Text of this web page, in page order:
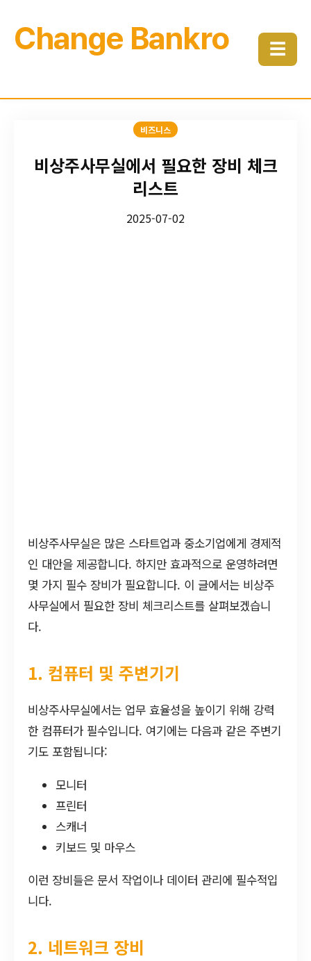
Change Bankro ☰
비즈니스
비상주사무실에서 필요한 장비 체크
리스트
2025-07-02
비상주사무실은 많은 스타트업과 중소기업에게 경제적
인 대안을 제공합니다. 하지만 효과적으로 운영하려면
몇 가지 필수 장비가 필요합니다. 이 글에서는 비상주
사무실에서 필요한 장비 체크리스트를 살펴보겠습니
다.
1. 컴퓨터 및 주변기기
비상주사무실에서는 업무 효율성을 높이기 위해 강력
한 컴퓨터가 필수입니다. 여기에는 다음과 같은 주변기
기도 포함됩니다:
모니터
프린터
스캐너
키보드 및 마우스
이런 장비들은 문서 작업이나 데이터 관리에 필수적입
니다.
2. 네트워크 장비